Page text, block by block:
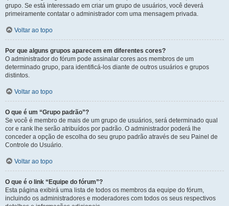
grupo. Se está interessado em criar um grupo de usuários, você deverá
primeiramente contatar o administrador com uma mensagem privada.
Voltar ao topo
Por que alguns grupos aparecem em diferentes cores?
O administrador do fórum pode assinalar cores aos membros de um
determinado grupo, para identificá-los diante de outros usuários e grupos
distintos.
Voltar ao topo
O que é um “Grupo padrão”?
Se você é membro de mais de um grupo de usuários, será determinado qual
cor e rank lhe serão atribuídos por padrão. O administrador poderá lhe
conceder a opção de escolha do seu grupo padrão através de seu Painel de
Controle do Usuário.
Voltar ao topo
O que é o link “Equipe do fórum”?
Esta página exibirá uma lista de todos os membros da equipe do fórum,
incluindo os administradores e moderadores com todos os seus respectivos